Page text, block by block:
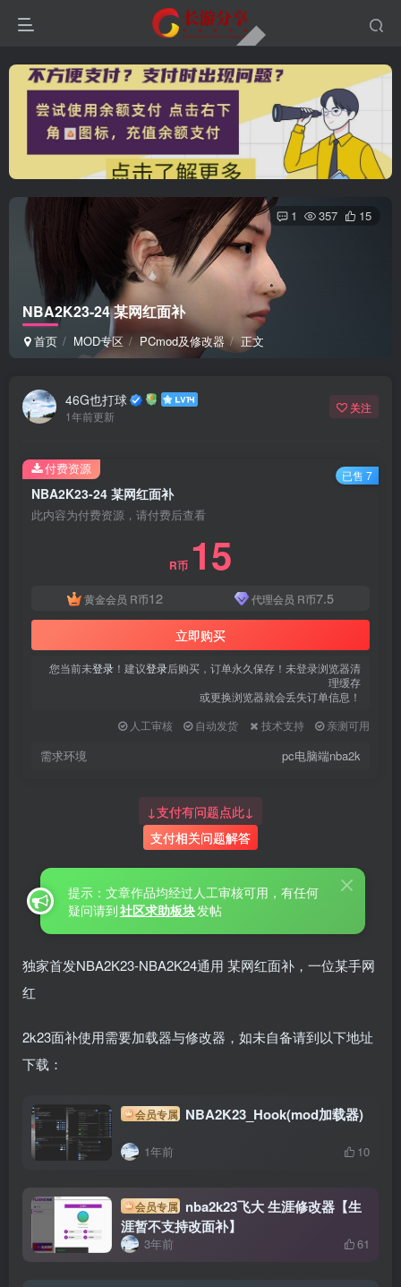
NBA2K23-24 某网红面补
首页 MOD专区 PCmod及修改器 正文
1 357 15
46G也打球
1年前更新
关注
NBA2K23-24 某网红面补
此内容为付费资源，请付费后查看
R币 15
黄金会员 R币12 代理会员 R币7.5
立即购买
您当前未登录 ！建议登录后购买，订单永久保存！未登录浏览器清
理缓存
或更换浏览器就会丢失订单信息！
人工审核
自动发货 技术支持 亲测可用
需求环境 pc电脑端nba2k
付费资源 已售 7
↓支付有问题点此↓
支付相关问题解答
提示：文章作品均经过人工审核可用，有任何
疑问请到社区求助板块发帖
独家首发NBA2K23-NBA2K24通用 某网红面补，一位某手网
红
2k23面补使用需要加载器与修改器，如未自备请到以下地址
下载：
会员专属 NBA2K23_Hook(mod加载器)
1年前 10
会员专属 nba2k23飞大 生涯修改器【生
涯暂不支持改面补】
3年前 61